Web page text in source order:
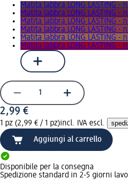
Matita labbra LONG LASTING -
Matita labbra LONG LASTING -
Matita labbra LONG LASTING -
Matita labbra LONG LASTING -
Matita labbra LONG LASTING -
Matita labbra LONG LASTING -
2,99 €
1 pz (2,99 € / 1 pz)incl. IVA escl.
Aggiungi al carrello
Disponibile per la consegna
Spedizione standard in 2-5 giorni